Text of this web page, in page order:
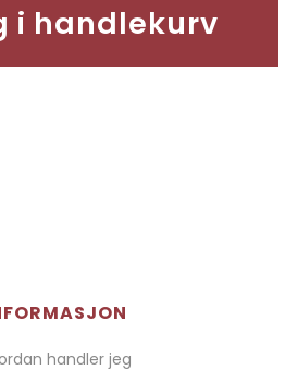
i handlekurv
handler jeg